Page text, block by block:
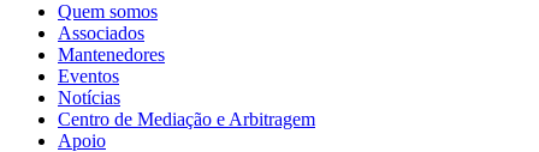
Quem somos
Associados
Mantenedores
Eventos
Notícias
Centro de Mediação e Arbitragem
Apoio